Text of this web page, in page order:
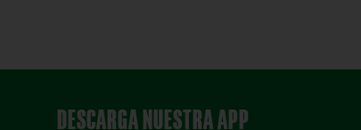
DESCARGA NUESTRA APP